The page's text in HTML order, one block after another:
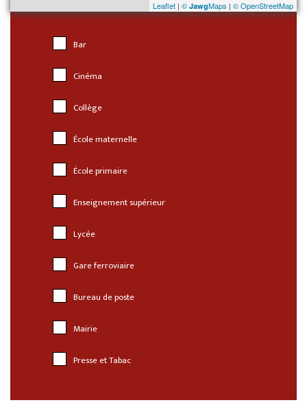
Leaflet | © JawgMaps | © OpenStreetMap
Bar
Cinéma
Collège
École maternelle
École primaire
Enseignement supérieur
Lycée
Gare ferroviaire
Bureau de poste
Mairie
Presse et Tabac